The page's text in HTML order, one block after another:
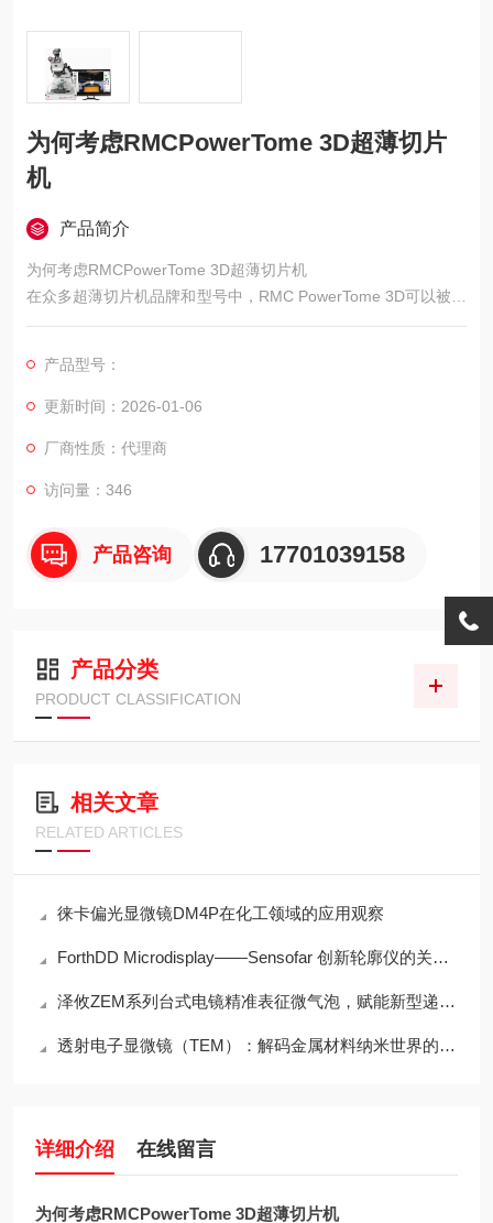
为何考虑RMCPowerTome 3D超薄切片
机
产品简介
为何考虑RMCPowerTome 3D超薄切片机
在众多超薄切片机品牌和型号中，RMC PowerTome 3D可以被视
为一个务实的选择。它可能不是功能最繁复的型号，但其设计理
产品型号：
更新时间：2026-01-06
厂商性质：代理商
访问量：346
产品咨询 17701039158
产品分类
PRODUCT CLASSIFICATION
相关文章
RELATED ARTICLES
徕卡偏光显微镜DM4P在化工领域的应用观察
ForthDD Microdisplay——Sensofar 创新轮廓仪的关键部件
泽攸ZEM系列台式电镜精准表征微气泡，赋能新型递送系统突破瓶颈
透射电子显微镜（TEM）：解码金属材料纳米世界的核心工具
详细介绍 在线留言
为何考虑RMCPowerTome 3D超薄切片机